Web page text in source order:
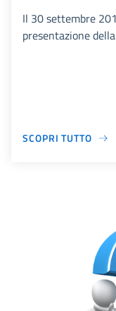
Il 30 settembre
presentazione
SCOPRI TUTTO